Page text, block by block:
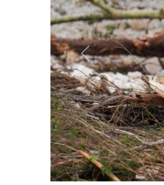
Anterior